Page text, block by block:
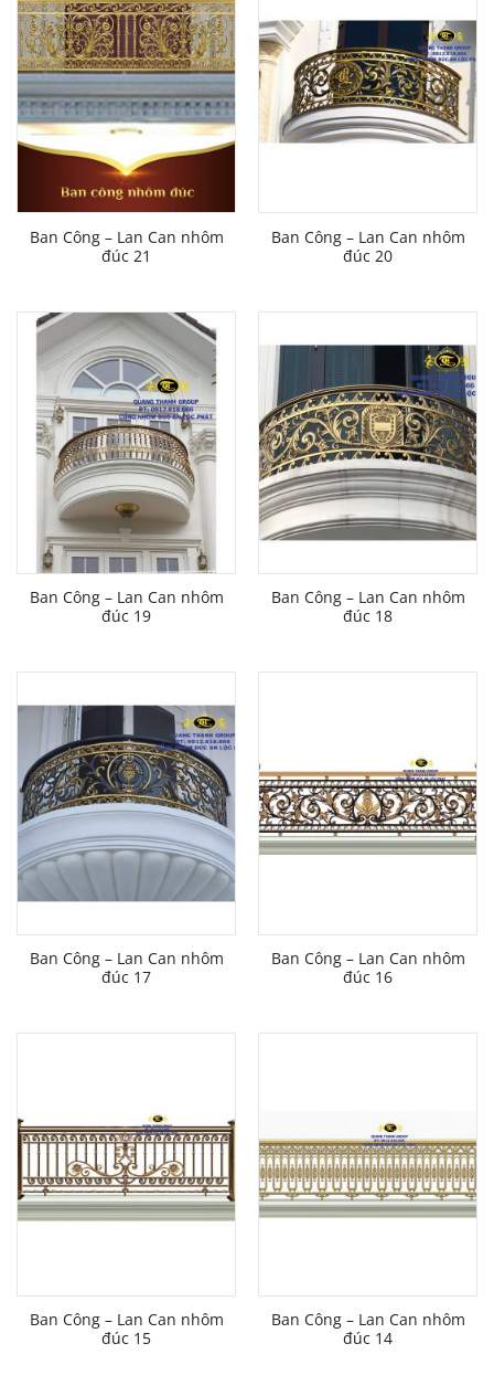
Ban Công – Lan Can nhôm
đúc 21
Ban Công – Lan Can nhôm
đúc 20
Ban Công – Lan Can nhôm
đúc 19
Ban Công – Lan Can nhôm
đúc 18
Ban Công – Lan Can nhôm
đúc 17
Ban Công – Lan Can nhôm
đúc 16
Ban Công – Lan Can nhôm
đúc 15
Ban Công – Lan Can nhôm
đúc 14